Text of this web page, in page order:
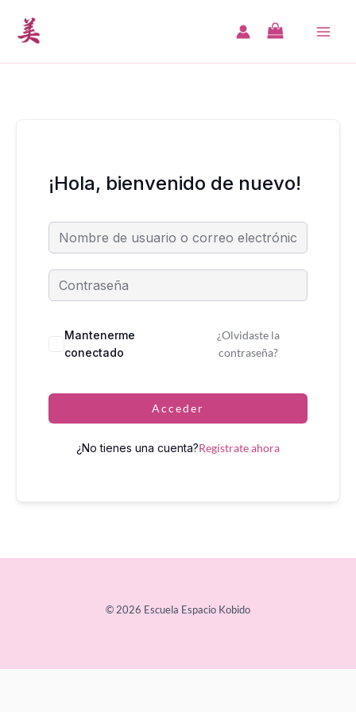
contenido
¡Hola, bienvenido de nuevo!
Mantenerme
conectado
¿Olvidaste la
contraseña?
Acceder
¿No tienes una cuenta?Regístrate ahora
© 2026 Escuela Espacio Kobido